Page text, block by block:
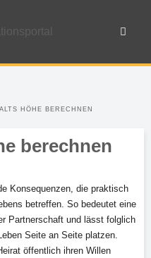
HÖHE BERECHNEN
berechnen
Konsequenzen, die praktisch
betreffen. So bedeutet eine
Partnerschaft und lässt folglich
Seite an Seite platzen.
öffentlich ihren Willen